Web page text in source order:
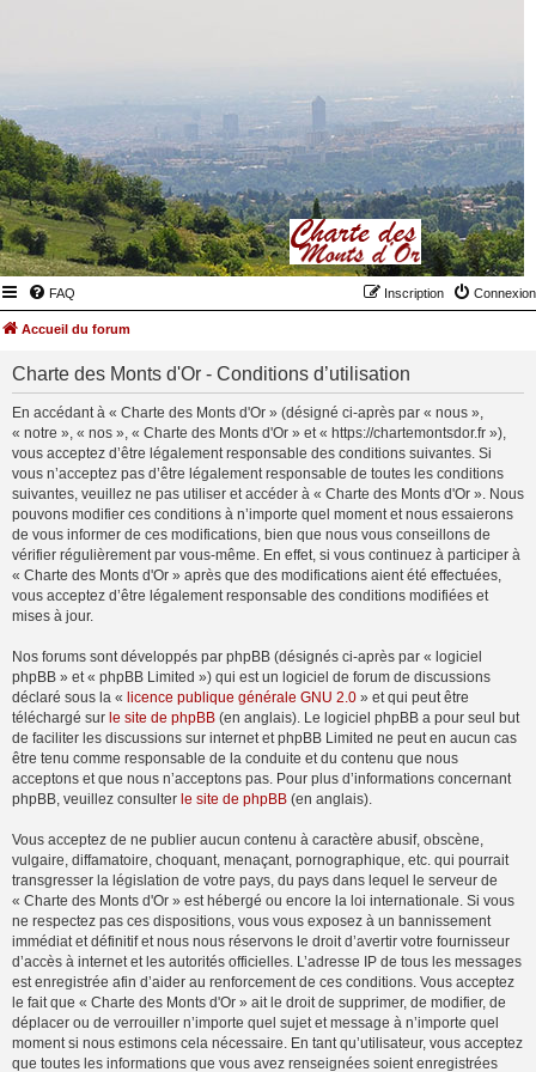
FAQ Connexion
Inscription
Accueil du forum
Charte des Monts d'Or - Conditions d’utilisation
En accédant à « Charte des Monts d'Or » (désigné ci-après par « nous »,
« notre », « nos », « Charte des Monts d'Or » et « https://chartemontsdor.fr »),
vous acceptez d’être légalement responsable des conditions suivantes. Si
vous n’acceptez pas d’être légalement responsable de toutes les conditions
suivantes, veuillez ne pas utiliser et accéder à « Charte des Monts d'Or ». Nous
pouvons modifier ces conditions à n’importe quel moment et nous essaierons
de vous informer de ces modifications, bien que nous vous conseillons de
vérifier régulièrement par vous-même. En effet, si vous continuez à participer à
« Charte des Monts d'Or » après que des modifications aient été effectuées,
vous acceptez d’être légalement responsable des conditions modifiées et
mises à jour.
Nos forums sont développés par phpBB (désignés ci-après par « logiciel
phpBB » et « phpBB Limited ») qui est un logiciel de forum de discussions
déclaré sous la « licence publique générale GNU 2.0 » et qui peut être
téléchargé sur le site de phpBB (en anglais). Le logiciel phpBB a pour seul but
de faciliter les discussions sur internet et phpBB Limited ne peut en aucun cas
être tenu comme responsable de la conduite et du contenu que nous
acceptons et que nous n’acceptons pas. Pour plus d’informations concernant
phpBB, veuillez consulter le site de phpBB (en anglais).
Vous acceptez de ne publier aucun contenu à caractère abusif, obscène,
vulgaire, diffamatoire, choquant, menaçant, pornographique, etc. qui pourrait
transgresser la législation de votre pays, du pays dans lequel le serveur de
« Charte des Monts d'Or » est hébergé ou encore la loi internationale. Si vous
ne respectez pas ces dispositions, vous vous exposez à un bannissement
immédiat et définitif et nous nous réservons le droit d’avertir votre fournisseur
d’accès à internet et les autorités officielles. L’adresse IP de tous les messages
est enregistrée afin d’aider au renforcement de ces conditions. Vous acceptez
le fait que « Charte des Monts d'Or » ait le droit de supprimer, de modifier, de
déplacer ou de verrouiller n’importe quel sujet et message à n’importe quel
moment si nous estimons cela nécessaire. En tant qu’utilisateur, vous acceptez
que toutes les informations que vous avez renseignées soient enregistrées